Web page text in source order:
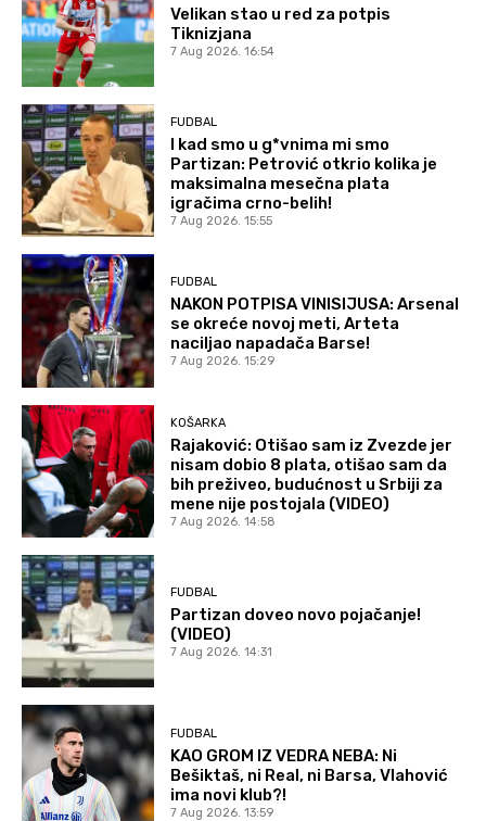
Velikan stao u red za potpis
Tiknizjana
7 Aug 2026. 16:54
FUDBAL
I kad smo u g*vnima mi smo
Partizan: Petrović otkrio kolika je
maksimalna mesečna plata
igračima crno-belih!
7 Aug 2026. 15:55
FUDBAL
NAKON POTPISA VINISIJUSA: Arsenal
se okreće novoj meti, Arteta
naciljao napadača Barse!
7 Aug 2026. 15:29
KOŠARKA
Rajaković: Otišao sam iz Zvezde jer
nisam dobio 8 plata, otišao sam da
bih preživeo, budućnost u Srbiji za
mene nije postojala (VIDEO)
7 Aug 2026. 14:58
FUDBAL
Partizan doveo novo pojačanje!
(VIDEO)
7 Aug 2026. 14:31
FUDBAL
KAO GROM IZ VEDRA NEBA: Ni
Bešiktaš, ni Real, ni Barsa, Vlahović
ima novi klub?!
7 Aug 2026. 13:59